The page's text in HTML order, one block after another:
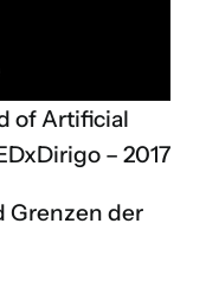
of Artificial
– 2017
Grenzen der